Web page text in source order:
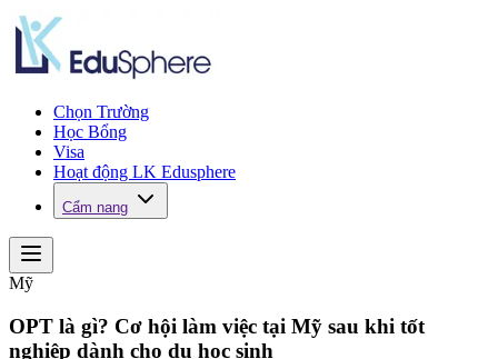
Chọn Trường
Học Bổng
Visa
Hoạt động LK Edusphere
Cẩm nang
Mỹ
OPT là gì? Cơ hội làm việc tại Mỹ sau khi tốt
nghiệp dành cho du học sinh